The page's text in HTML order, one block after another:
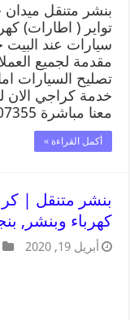
بنشر متنقل
تواير ( اطارات)
سيارات عند البيت
مقدمة لجميع
تصليح السيارات
خدمة كراجي
معنا مباشرة 99007355 …
أكمل القراءة »
كهرباء وبنشر,
أبريل 19, 2020